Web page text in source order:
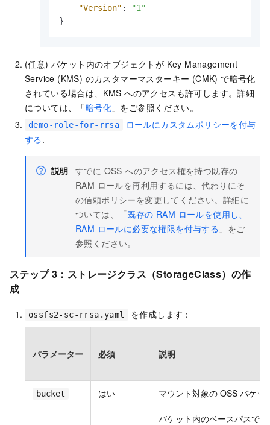
"Version" :
"1"
}
(任意) バケット内のオブジェクトが Key Management
Service (KMS) のカスタマーマスターキー (CMK) で暗号化
されている場合は、KMS へのアクセスも許可します。詳細
については、「暗号化 」をご参照ください。
demo-role-for-rrsa
ロールにカスタムポリシーを付与
する.
説明 すでに OSS へのアクセス権を持つ既存の
RAM ロールを再利用するには、代わりにそ
の信頼ポリシーを変更してください。詳細に
ついては、「既存の RAM ロールを使用し、
RAM ロールに必要な権限を付与する 」をご
参照ください。
ステップ 3：ストレージクラス（StorageClass）の作
成
ossfs2-sc-rrsa.yaml を作成します：
パラメーター 必須 説明
bucket はい マウント対象の OSS バケッ
バケット内のベースパスで